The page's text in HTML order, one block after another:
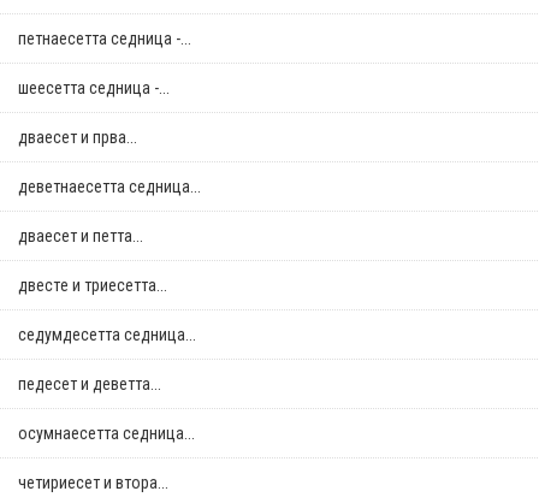
петнаесетта седница -...
шеесетта седница -...
дваесет и прва...
деветнаесетта седница...
дваесет и петта...
двестe и триесетта...
седумдесетта седница...
педесет и деветта...
осумнaесетта седница...
четириесет и втора...